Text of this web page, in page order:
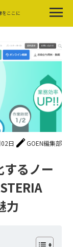
をここに
日 editGOEN編集部
るノー
力